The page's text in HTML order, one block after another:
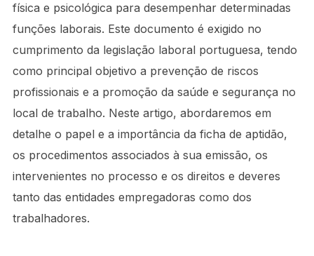
física e psicológica para desempenhar determinadas
funções laborais. Este documento é exigido no
cumprimento da legislação laboral portuguesa, tendo
como principal objetivo a prevenção de riscos
profissionais e a promoção da saúde e segurança no
local de trabalho. Neste artigo, abordaremos em
detalhe o papel e a importância da ficha de aptidão,
os procedimentos associados à sua emissão, os
intervenientes no processo e os direitos e deveres
tanto das entidades empregadoras como dos
trabalhadores.